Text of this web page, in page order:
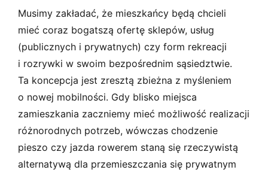
Musimy zakładać, że mieszkańcy będą chcieli
mieć coraz bogatszą ofertę sklepów, usług
(publicznych i prywatnych) czy form rekreacji
i rozrywki w swoim bezpośrednim sąsiedztwie.
Ta koncepcja jest zresztą zbieżna z myśleniem
o nowej mobilności. Gdy blisko miejsca
zamieszkania zaczniemy mieć możliwość realizacji
różnorodnych potrzeb, wówczas chodzenie
pieszo czy jazda rowerem staną się rzeczywistą
alternatywą dla przemieszczania się prywatnym